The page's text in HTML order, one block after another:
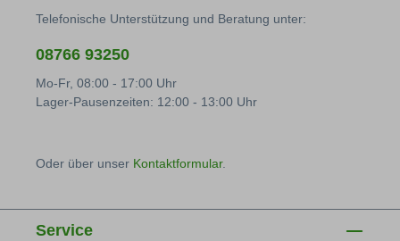
Telefonische Unterstützung und Beratung unter:
08766 93250
Mo-Fr, 08:00 - 17:00 Uhr
Lager-Pausenzeiten: 12:00 - 13:00 Uhr
Oder über unser Kontaktformular.
Service